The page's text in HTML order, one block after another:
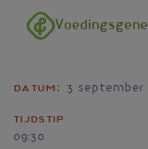
Overslaan en naar de
Datum 3 september
Tijdstip
09:30